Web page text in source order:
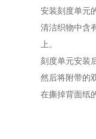
安装刻度单元
清洁织物中含
上。
刻度单元安装
然后将附带的
在撕掉背面纸